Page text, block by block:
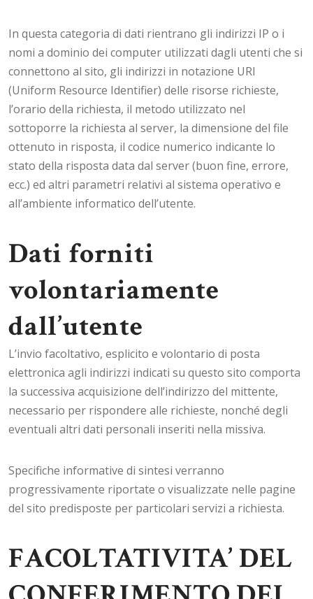
In questa categoria di dati rientrano gli indirizzi IP o i
nomi a dominio dei computer utilizzati dagli utenti che si
connettono al sito, gli indirizzi in notazione URI
(Uniform Resource Identifier) delle risorse richieste,
l’orario della richiesta, il metodo utilizzato nel
sottoporre la richiesta al server, la dimensione del file
ottenuto in risposta, il codice numerico indicante lo
stato della risposta data dal server (buon fine, errore,
ecc.) ed altri parametri relativi al sistema operativo e
all’ambiente informatico dell’utente.
Dati forniti
volontariamente
dall’utente
L’invio facoltativo, esplicito e volontario di posta
elettronica agli indirizzi indicati su questo sito comporta
la successiva acquisizione dell’indirizzo del mittente,
necessario per rispondere alle richieste, nonché degli
eventuali altri dati personali inseriti nella missiva.
Specifiche informative di sintesi verranno
progressivamente riportate o visualizzate nelle pagine
del sito predisposte per particolari servizi a richiesta.
FACOLTATIVITA’ DEL